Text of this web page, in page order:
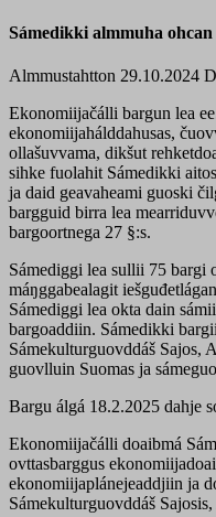
Sámedikki almmuha
Almmustahtton 29.10.2024
Ekonomiijačálli bargun lea
ekonomiijahálddahusas,
ollašuvvama, dikšut
sihke fuolahit Sámedikki
ja daid geavaheami guoski
bargguid birra lea
bargoortnega 27 §:s.
Sámediggi lea sullii 75 bargi
máŋggabealagit
Sámediggi lea okta dain
bargoaddiin. Sámedikki
Sámekulturguovddáš Sajos,
guovlluin Suomas ja
Bargu álgá 18.2.2025 dahje
Ekonomiijačálli doaibmá
ovttasbarggus
ekonomiijaplánejeaddjiin ja
Sámekulturguovddáš